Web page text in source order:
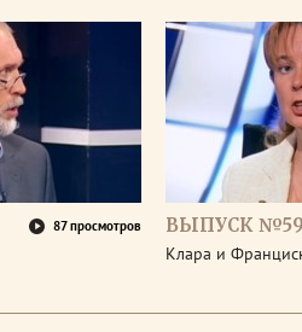
87 просмотров ВЫПУСК
Клара и